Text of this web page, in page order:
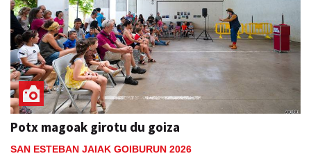
Potx magoak girotu du goiza
SAN ESTEBAN JAIAK GOIBURUN 2026